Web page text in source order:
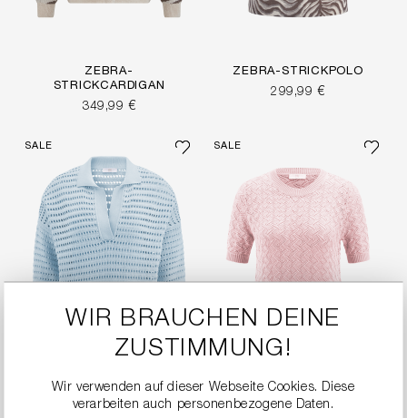
ZEBRA-
STRICKCARDIGAN
349,99 €
ZEBRA-STRICKPOLO
299,99 €
SALE
FEINES STRICKSHIRT
SALE
STRICKSHIRT MIT
WIR BRAUCHEN DEINE
ZUSTIMMUNG!
Wir verwenden auf dieser Webseite Cookies. Diese
verarbeiten auch personenbezogene Daten.